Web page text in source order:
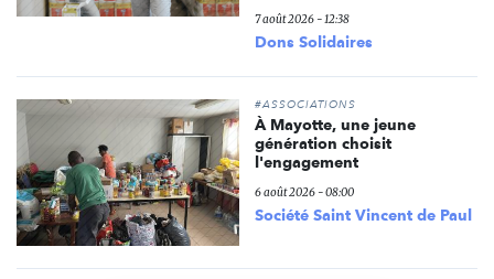
7 août 2026 - 12:38
Dons Solidaires
#ASSOCIATIONS
À Mayotte, une jeune
génération choisit
l'engagement
6 août 2026 - 08:00
Société Saint Vincent de Paul